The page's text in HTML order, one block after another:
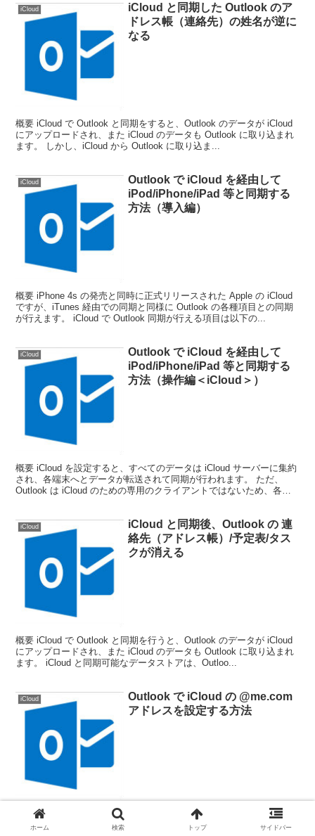
iCloud
iCloud と同期した Outlook のア
ドレス帳（連絡先）の姓名が逆に
なる
概要 iCloud で Outlook と同期をすると、Outlook のデータが iCloud
にアップロードされ、また iCloud のデータも Outlook に取り込まれ
ます。 しかし、iCloud から Outlook に取り込ま...
iCloud
Outlook で iCloud を経由して
iPod/iPhone/iPad 等と同期する
方法（導入編）
概要 iPhone 4s の発売と同時に正式リリースされた Apple の iCloud
ですが、iTunes 経由での同期と同様に Outlook の各種項目との同期
が行えます。 iCloud で Outlook 同期が行える項目は以下の...
iCloud
Outlook で iCloud を経由して
iPod/iPhone/iPad 等と同期する
方法（操作編＜iCloud＞）
概要 iCloud を設定すると、すべてのデータは iCloud サーバーに集約
され、各端末へとデータが転送されて同期が行われます。 ただ、
Outlook は iCloud のための専用のクライアントではないため、各項
iCloud
iCloud と同期後、Outlook の 連
絡先（アドレス帳）/予定表/タス
クが消える
概要 iCloud で Outlook と同期を行うと、Outlook のデータが iCloud
にアップロードされ、また iCloud のデータも Outlook に取り込まれ
ます。 iCloud と同期可能なデータストアは、Outloo...
iCloud
Outlook で iCloud の @me.com
アドレスを設定する方法
概要 Apple iOS 5 のリリースに伴い、iCloud も正式リリースされま
した。 iCloud をにてメールアカウントを取得すると、「@me.com」
ホーム 検索 トップ サイドバー